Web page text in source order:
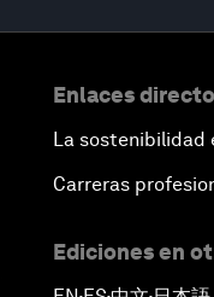
Enlaces
La sostenibilidad
Carreras
Ediciones en